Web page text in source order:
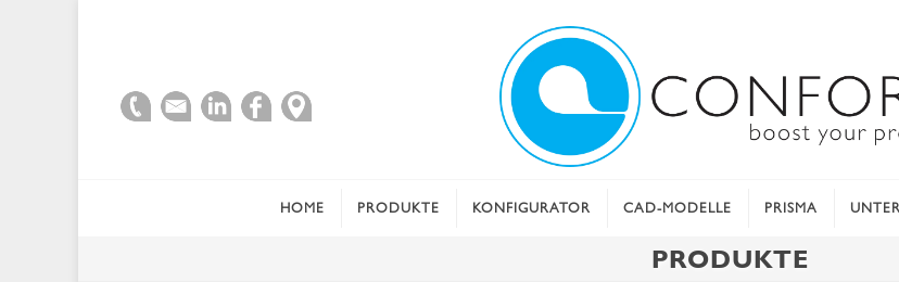
HOME PRODUKTE KONFIGURATOR CAD-MODELLE PRISMA
PRODUKTE